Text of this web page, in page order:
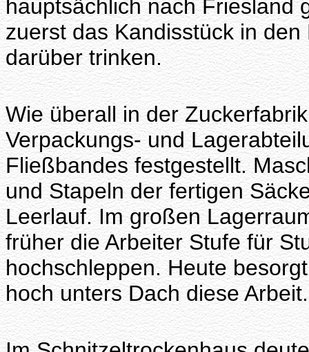
hauptsächlich nach Friesland
zuerst das Kandisstück in
darüber trinken.
Wie überall in der
Verpackungs- und
Fließbandes festgestellt.
und Stapeln der fertigen
Leerlauf. Im großen
früher die Arbeiter Stufe für
hochschleppen. Heute
hoch unters Dach diese Arbeit.